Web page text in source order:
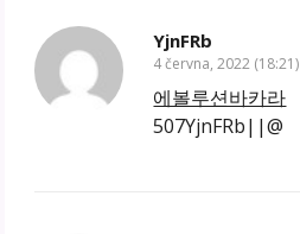
YjnFRb
4 června, 2022 (18:21)
에볼루션바카라
507YjnFRb||@